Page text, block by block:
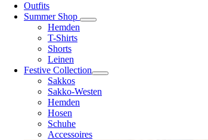
Outfits
Summer Shop
Hemden
T-Shirts
Shorts
Leinen
Festive Collection
Sakkos
Sakko-Westen
Hemden
Hosen
Schuhe
Accessoires